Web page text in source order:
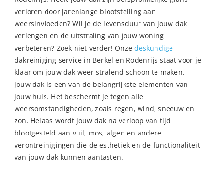
verloren door jarenlange blootstelling aan
weersinvloeden? Wil je de levensduur van jouw dak
verlengen en de uitstraling van jouw woning
verbeteren? Zoek niet verder! Onzedeskundige
dakreiniging service in Berkel en Rodenrijs staat voor je
klaar om jouw dak weer stralend schoon te maken.
jouw dak is een van de belangrijkste elementen van
jouw huis. Het beschermt je tegen alle
weersomstandigheden, zoals regen, wind, sneeuw en
zon. Helaas wordt jouw dak na verloop van tijd
blootgesteld aan vuil, mos, algen en andere
verontreinigingen die de esthetiek en de functionaliteit
van jouw dak kunnen aantasten.